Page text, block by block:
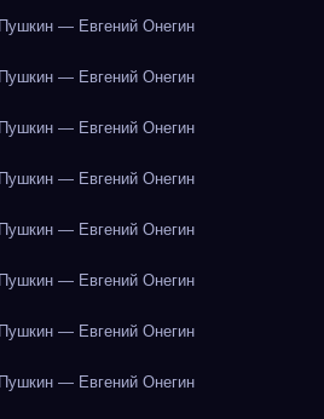
— Евгений Онегин
— Евгений Онегин
— Евгений Онегин
— Евгений Онегин
— Евгений Онегин
— Евгений Онегин
— Евгений Онегин
— Евгений Онегин